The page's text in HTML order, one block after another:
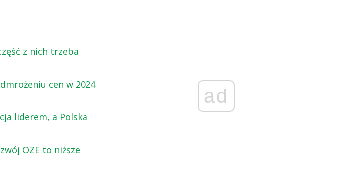
z nich trzeba
cen w 2024
liderem, a Polska
OZE to niższe
ad